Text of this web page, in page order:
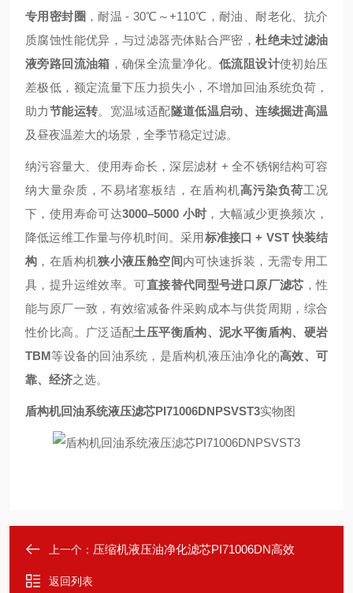
专用密封圈 ，耐温 - 30℃～+110℃，耐油、耐老化、抗介
质腐蚀性能优异，与过滤器壳体贴合严密，杜绝未过滤油
液旁路回流油箱 ，确保全流量净化。 低流阻设计使初始压
差极低，额定流量下压力损失小，不增加回油系统负荷，
助力节能运转。宽温域适配隧道低温启动、连续掘进高温
及昼夜温差大的场景，全季节稳定过滤。
纳污容量大、使用寿命长，深层滤材 + 全不锈钢结构可容
纳大量杂质，不易堵塞板结，在盾构机高污染负荷工况
下，使用寿命可达3000–5000 小时，大幅减少更换频次，
降低运维工作量与停机时间。采用标准接口 + VST 快装结
构 ，在盾构机狭小液压舱空间内可快速拆装，无需专用工
具，提升运维效率。可直接替代同型号进口原厂滤芯 ，性
能与原厂一致，有效缩减备件采购成本与供货周期，综合
性价比高。广泛适配土压平衡盾构、泥水平衡盾构、硬岩
TBM等设备的回油系统，是盾构机液压油净化的高效、可
靠、经济之选。
盾构机回油系统液压滤芯PI71006DNPSVST3实物图
上一个： 压缩机液压油净化滤芯PI71006DN高效
返回列表